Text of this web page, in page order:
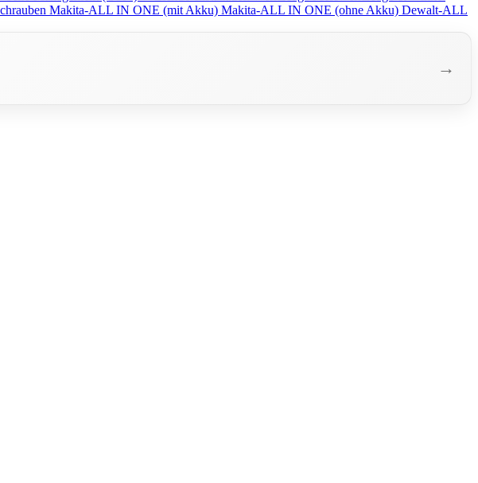
Makita-ALL IN ONE (mit Akku) Makita-ALL IN ONE (ohne Akku) Dewalt-ALL
→